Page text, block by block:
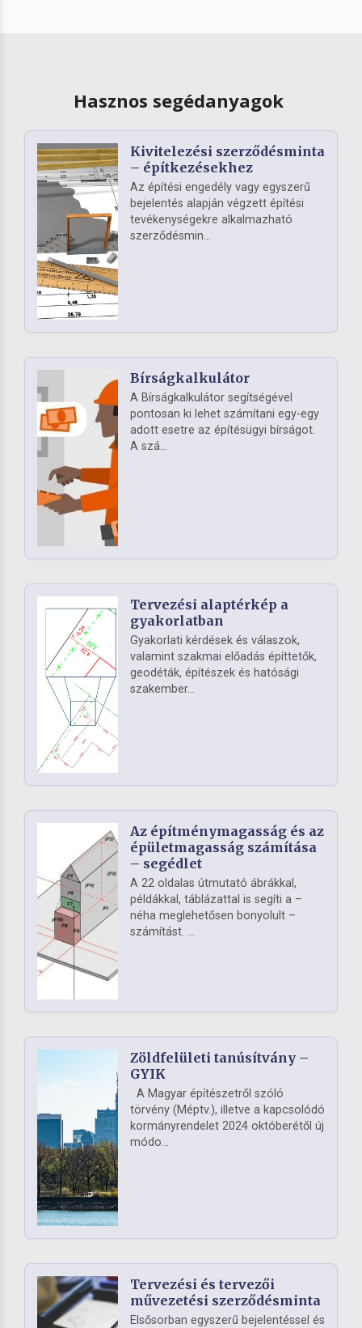
Hasznos segédanyagok
Kivitelezési szerződésminta
– építkezésekhez
Az építési engedély vagy egyszerű
bejelentés alapján végzett építési
tevékenységekre alkalmazható
szerződésmin...
Bírságkalkulátor
A Bírságkalkulátor segítségével
pontosan ki lehet számítani egy-egy
adott esetre az építésügyi bírságot.
A szá...
Tervezési alaptérkép a
gyakorlatban
Gyakorlati kérdések és válaszok,
valamint szakmai előadás építtetők,
geodéták, építészek és hatósági
szakember...
Az építménymagasság és az
épületmagasság számítása
– segédlet
A 22 oldalas útmutató ábrákkal,
példákkal, táblázattal is segíti a –
néha meglehetősen bonyolult –
számítást. ...
Zöldfelületi tanúsítvány –
GYIK
A Magyar építészetről szóló
törvény (Méptv.), illetve a kapcsolódó
kormányrendelet 2024 októberétől új
módo...
Tervezési és tervezői
művezetési szerződésminta
Elsősorban egyszerű bejelentéssel és